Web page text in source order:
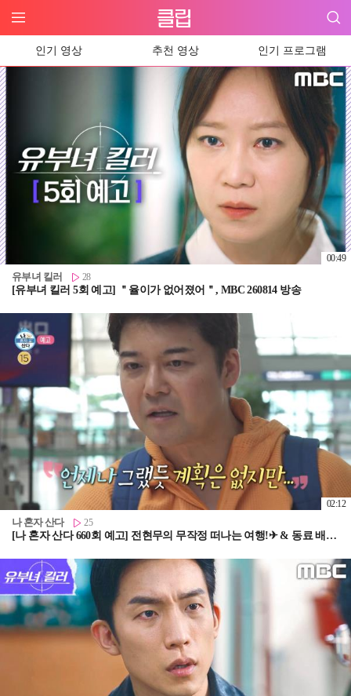
인기 영상 추천 영상 인기 프로그램
유부녀 킬러 28
[유부녀 킬러 5회 예고] ＂율이가 없어졌어＂, MBC 260814 방송
00:49
나 혼자 산다 25
[나 혼자 산다 660회 예고] 전현무의 무작정 떠나는 여행!✈ & 동료 배우이자 절친 현봉식을 만난 박경혜👭, MBC 260814 방송
02:12